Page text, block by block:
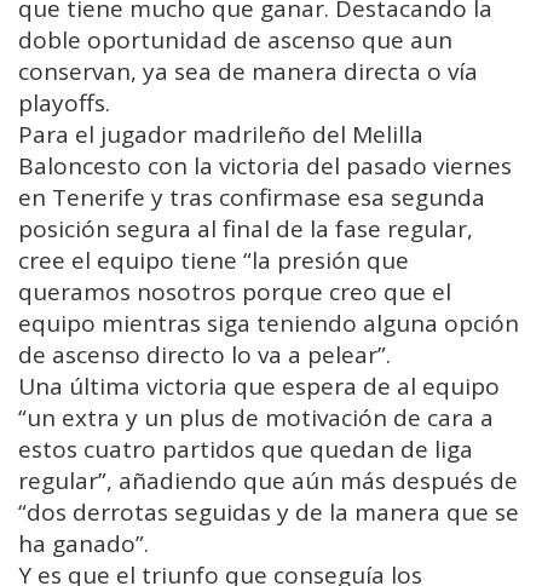
que tiene mucho que ganar. Destacando la
doble oportunidad de ascenso que aun
conservan, ya sea de manera directa o vía
playoffs.
Para el jugador madrileño del Melilla
Baloncesto con la victoria del pasado viernes
en Tenerife y tras confirmase esa segunda
posición segura al final de la fase regular,
cree el equipo tiene “la presión que
queramos nosotros porque creo que el
equipo mientras siga teniendo alguna opción
de ascenso directo lo va a pelear”.
Una última victoria que espera de al equipo
“un extra y un plus de motivación de cara a
estos cuatro partidos que quedan de liga
regular”, añadiendo que aún más después de
“dos derrotas seguidas y de la manera que se
ha ganado”.
Y es que el triunfo que conseguía los